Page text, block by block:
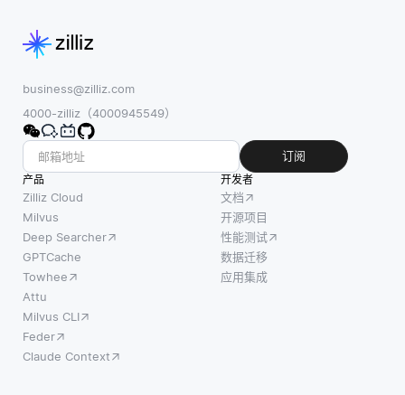
business@zilliz.com
4000-zilliz（4000945549）
订阅
产品
Zilliz Cloud
Milvus
Deep Searcher
GPTCache
Towhee
Attu
Milvus CLI
Feder
Claude Context
开发者
文档
开源项目
性能测试
数据迁移
应用集成